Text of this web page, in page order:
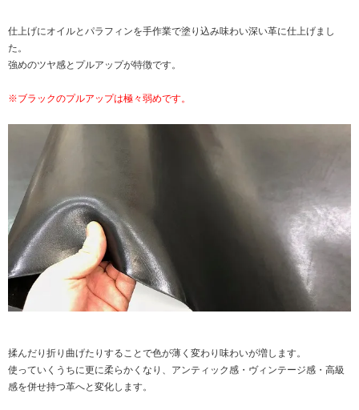
仕上げにオイルとパラフィンを手作業で塗り込み味わい深い革に仕上げまし
た。
強めのツヤ感とプルアップが特徴です。
※ブラックのプルアップは極々弱めです。
揉んだり折り曲げたりすることで色が薄く変わり味わいが増します。
使っていくうちに更に柔らかくなり、アンティック感・ヴィンテージ感・高級
感を併せ持つ革へと変化します。